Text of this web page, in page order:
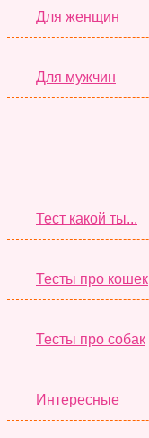
Для женщин
Для мужчин
Тест какой ты...
Тесты про кошек
Тесты про собак
Интересные